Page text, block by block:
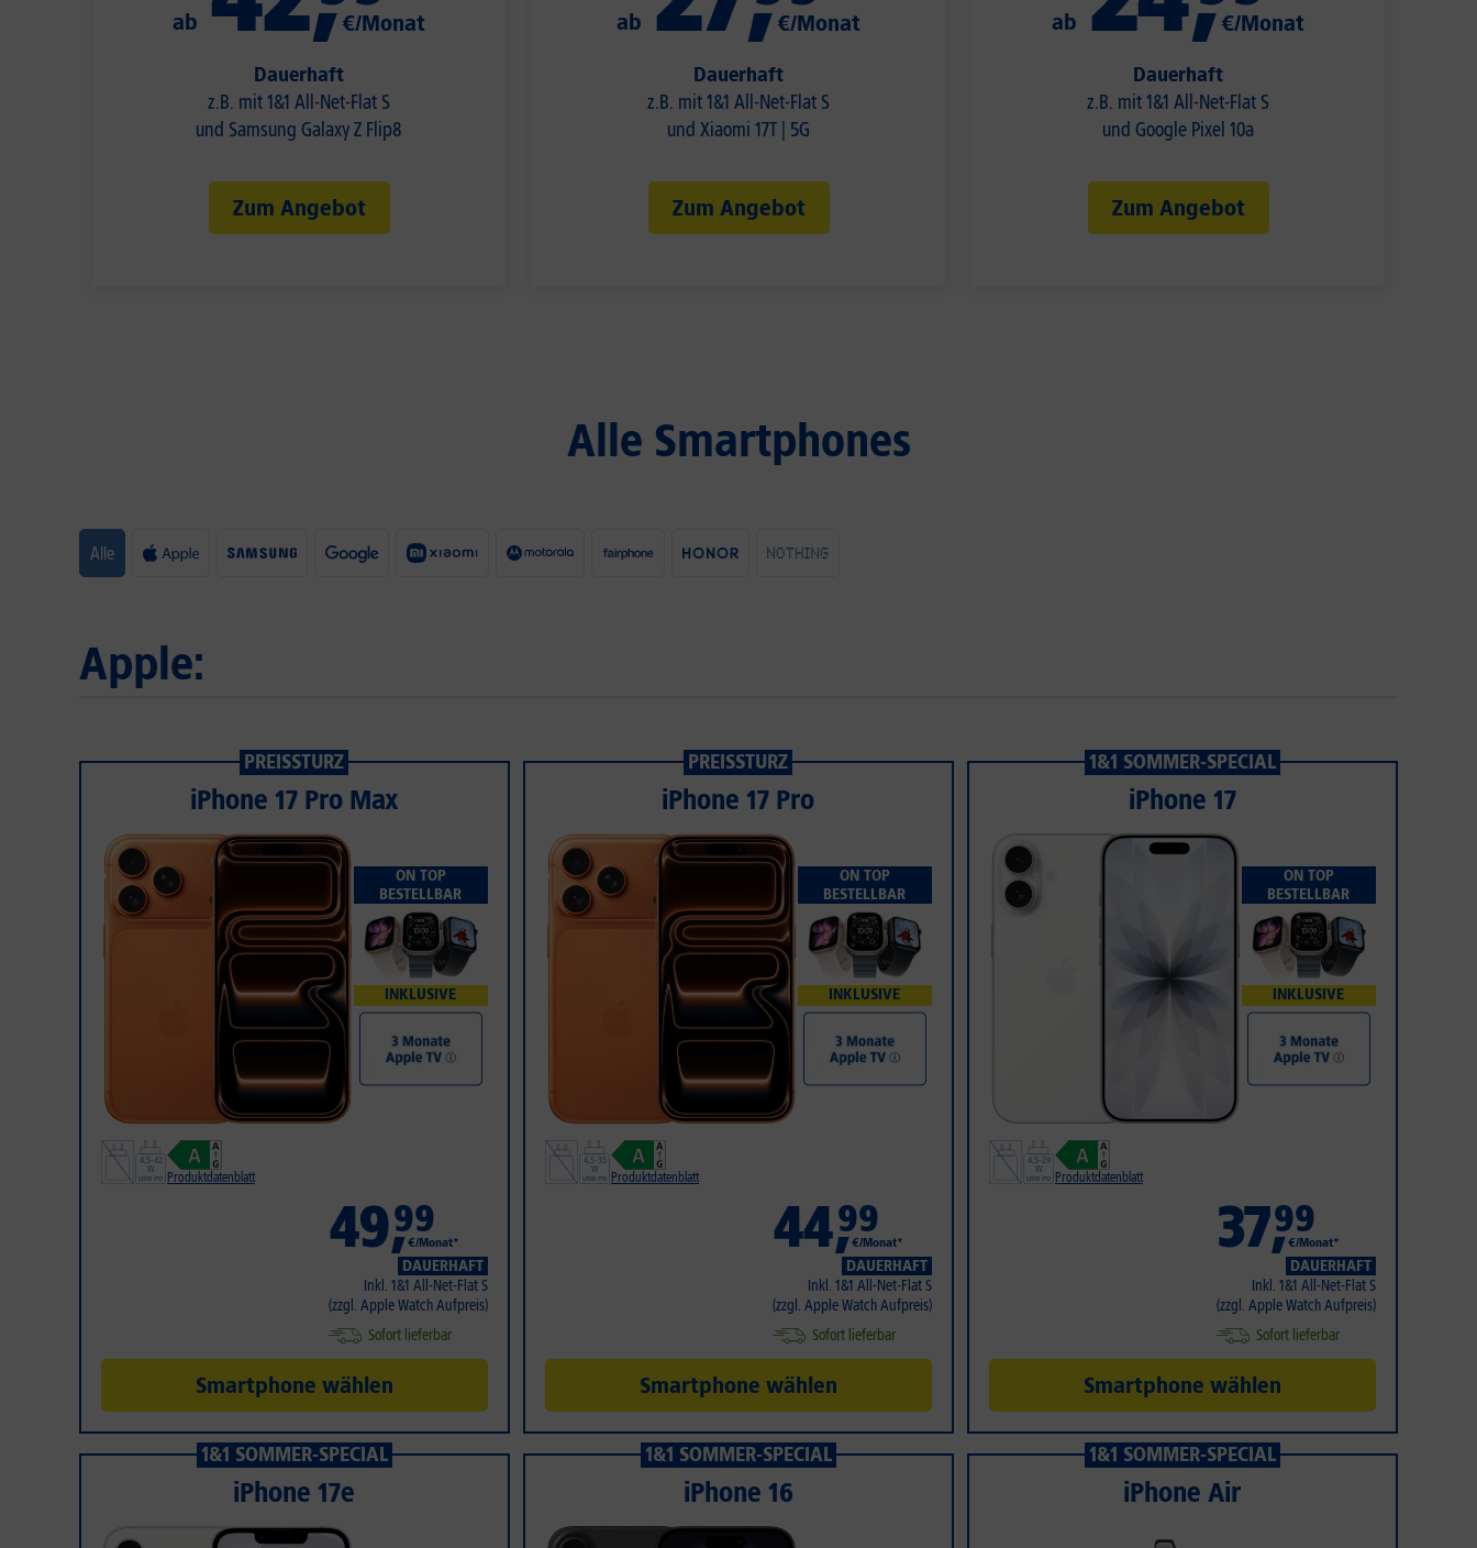
ab €/Monat
Dauerhaft
z.B. mit 1&1 All-Net-Flat S
und Samsung Galaxy Z Flip8
Zum Angebot
ab €/Monat
Dauerhaft
z.B. mit 1&1 All-Net-Flat S
und Xiaomi 17T | 5G
Zum Angebot
ab €/Monat
Dauerhaft
z.B. mit 1&1 All-Net-Flat S
und Google Pixel 10a
Zum Angebot
Alle Smartphones
Alle
Apple:
PREISSTURZ
iPhone 17 Pro Max
ON TOP
BESTELLBAR
INKLUSIVE
Produktdatenblatt
49,99
€/Monat*
DAUERHAFT
Inkl. 1&1 All-Net-Flat S
(zzgl. Apple Watch Aufpreis)
Sofort lieferbar
Smartphone wählen
PREISSTURZ
iPhone 17 Pro
ON TOP
BESTELLBAR
INKLUSIVE
Produktdatenblatt
44,99
€/Monat*
DAUERHAFT
Inkl. 1&1 All-Net-Flat S
(zzgl. Apple Watch Aufpreis)
Sofort lieferbar
Smartphone wählen
1&1 SOMMER-SPECIAL
iPhone 17
ON TOP
BESTELLBAR
INKLUSIVE
Produktdatenblatt
37,99
€/Monat*
DAUERHAFT
Inkl. 1&1 All-Net-Flat S
(zzgl. Apple Watch Aufpreis)
Sofort lieferbar
Smartphone wählen
1&1 SOMMER-SPECIAL
iPhone 17e
1&1 SOMMER-SPECIAL
iPhone 16
1&1 SOMMER-SPECIAL
iPhone Air